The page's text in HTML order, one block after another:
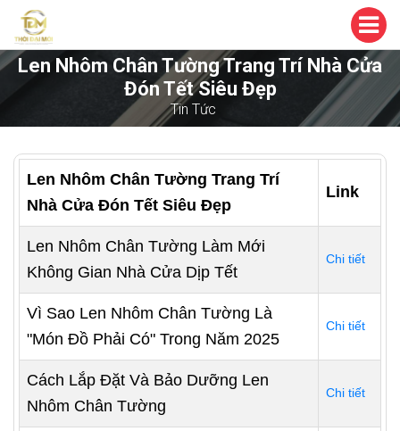
Len Nhôm Chân Tường Trang Trí Nhà Cửa
Đón Tết Siêu Đẹp
Tin Tức
Len Nhôm Chân Tường Trang Trí
Nhà Cửa Đón Tết Siêu Đẹp
Link
Len Nhôm Chân Tường Làm Mới
Không Gian Nhà Cửa Dịp Tết
Chi tiết
Vì Sao Len Nhôm Chân Tường Là
"Món Đồ Phải Có" Trong Năm 2025
Chi tiết
Cách Lắp Đặt Và Bảo Dưỡng Len
Nhôm Chân Tường
Chi tiết